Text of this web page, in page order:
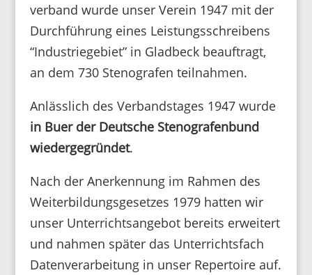
ver­band wurde unser Verein 1947 mit der
Durch­füh­rung eines Leis­tungs­schrei­bens
“Indus­trie­ge­biet” in Glad­beck beauf­tragt,
an dem 730 Steno­grafen teilnahmen.
Anläss­lich des Verbands­tages 1947 wurde
in Buer der Deut­sche Steno­gra­fen­bund
wieder­ge­gründet.
Nach der Aner­ken­nung im Rahmen des
Weiter­bil­dungs­ge­setzes 1979 hatten wir
unser Unter­richts­an­gebot bereits erwei­tert
und nahmen später das Unter­richts­fach
Daten­ver­ar­bei­tung in unser Reper­toire auf.